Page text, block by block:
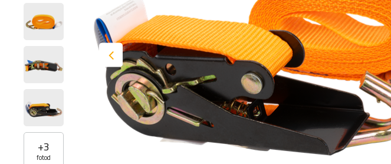
+3
fotod